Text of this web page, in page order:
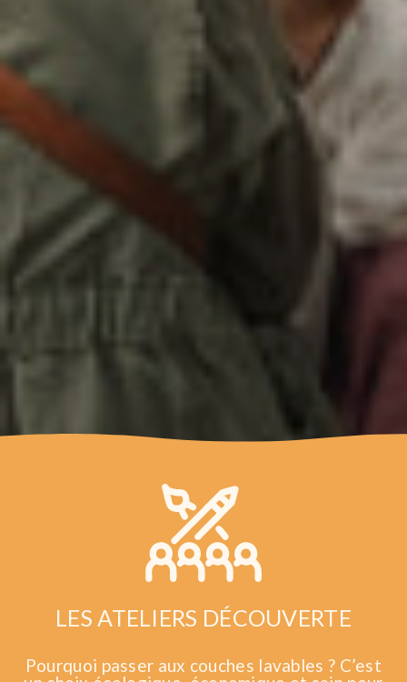
LES ATELIERS DÉCOUVERTE
Pourquoi passer aux couches lavables ? C’est